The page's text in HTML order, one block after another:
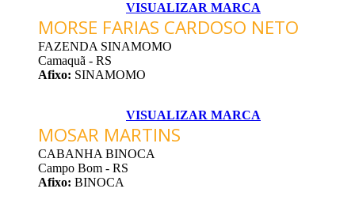
VISUALIZAR MARCA
MORSE FARIAS CARDOSO NETO
FAZENDA SINAMOMO
Camaquã - RS
Afixo: SINAMOMO
VISUALIZAR MARCA
MOSAR MARTINS
CABANHA BINOCA
Campo Bom - RS
Afixo: BINOCA